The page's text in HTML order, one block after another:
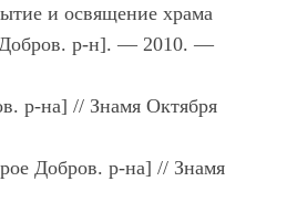
и освящение храма
[Добров. р-н]. — 2010. —
р-на] // Знамя Октября
Добров. р-на] // Знамя